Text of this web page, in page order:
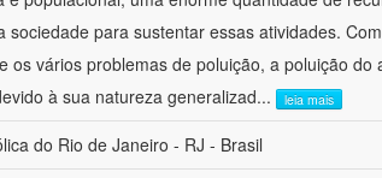
para sustentar essas atividades.
vários problemas de poluição, a poluição do
à sua natureza generalizad... leia mais
do Rio de Janeiro - RJ - Brasil